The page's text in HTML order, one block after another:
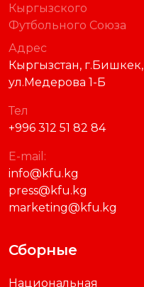
Кыргызского
Футбольного Союза
Адрес
Кыргызстан, г.Бишкек,
ул.Медерова 1-Б
Тел
+996 312 51 82 84
E-mail:
info@kfu.kg
press@kfu.kg
marketing@kfu.kg
Сборные
Национальная